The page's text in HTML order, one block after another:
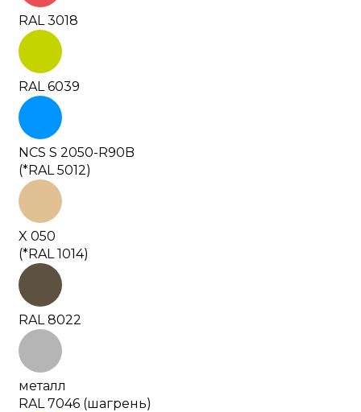
RAL 3018
RAL 6039
NCS S 2050-R90B
(*RAL 5012)
X 050
(*RAL 1014)
RAL 8022
металл
RAL 7046 (шагрень)